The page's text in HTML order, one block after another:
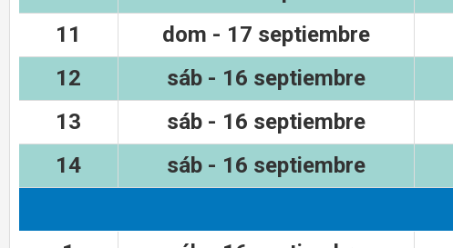
11
dom - 17 septiembre
12
sáb - 16 septiembre
13
sáb - 16 septiembre
14
sáb - 16 septiembre